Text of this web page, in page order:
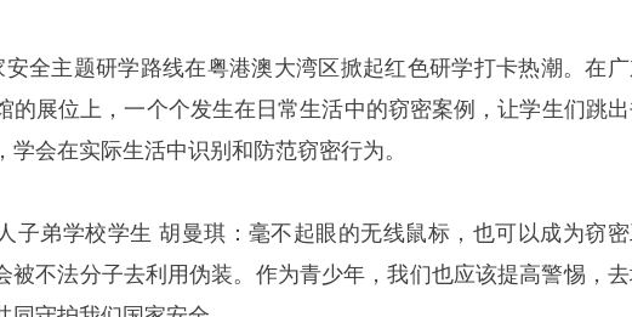
全主题研学路线在粤港澳大湾区掀起红色研学打卡热潮。在
的展位上，一个个发生在日常生活中的窃密案例，让学生们跳
学会在实际生活中识别和防范窃密行为。
子弟学校学生 胡曼琪：毫不起眼的无线鼠标，也可以成为窃
被不法分子去利用伪装。作为青少年，我们也应该提高警惕，